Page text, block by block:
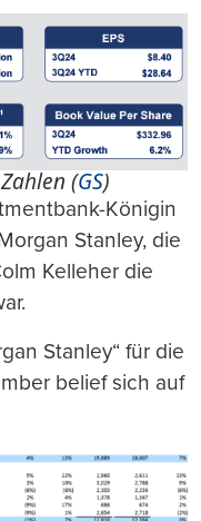
(GS)
Königin
Stanley, die
Kelleher die
Stanley“ für die
belief sich auf